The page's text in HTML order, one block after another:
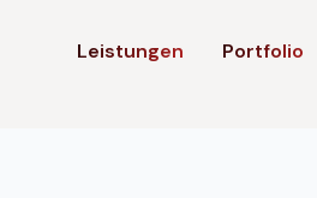
Leistungen Portfolio